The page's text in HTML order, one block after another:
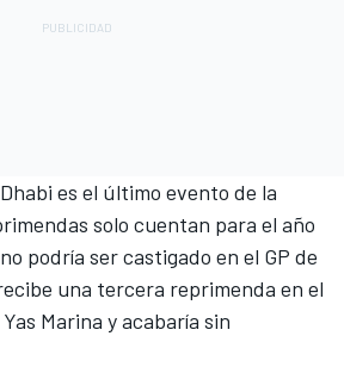
es el último evento de la
solo cuentan para el año
podría ser castigado en el GP de
una tercera reprimenda en el
Marina y acabaría sin